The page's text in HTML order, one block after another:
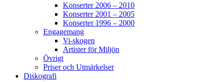
Konserter 2006 – 2010
Konserter 2001 – 2005
Konserter 1996 – 2000
Engagemang
Vi-skogen
Artister för Miljön
Övrigt
Priser och Utmärkelser
Diskografi